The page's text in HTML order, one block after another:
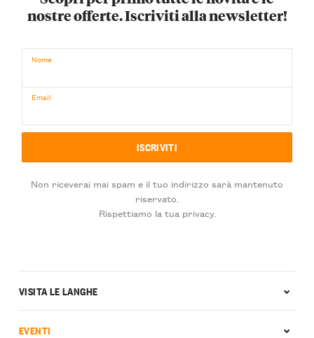
nostre offerte. Iscriviti alla newsletter!
Nome
Email
Non riceverai mai spam e il tuo indirizzo sarà mantenuto
riservato.
Rispettiamo la tua privacy.
VISITA LE LANGHE
EVENTI